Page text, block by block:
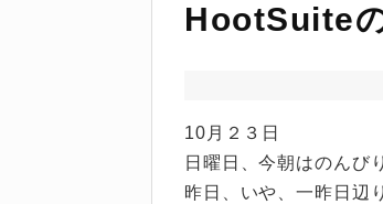
HootSuite
10月２３日
日曜日、今朝はのんび
昨日、いや、一昨日辺